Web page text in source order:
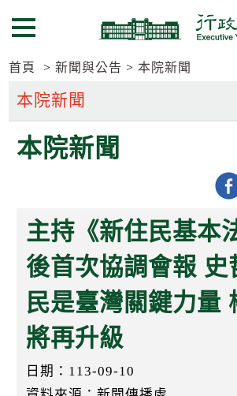
到
要
區
到
要
區
選單按鈕
首頁 新聞與公告 本院新聞
本院新聞
主持《新住民基本
後首次協調會報 史
民是臺灣關鍵力量
將再升級
日期：113-09-10